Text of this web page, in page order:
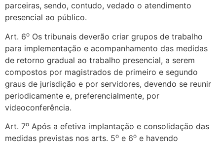
parceiras, sendo, contudo, vedado o atendimento
presencial ao público.
Art. 6o Os tribunais deverão criar grupos de trabalho
para implementação e acompanhamento das medidas
de retorno gradual ao trabalho presencial, a serem
compostos por magistrados de primeiro e segundo
graus de jurisdição e por servidores, devendo se reunir
periodicamente e, preferencialmente, por
videoconferência.
Art. 7o Após a efetiva implantação e consolidação das
medidas previstas nos arts. 5o e 6o e havendo